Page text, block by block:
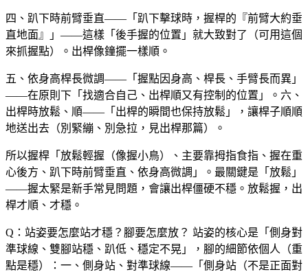
四、趴下時前臂垂直——「趴下擊球時，握桿的『前臂大約垂
直地面』」——這樣「後手握的位置」就大致對了（可用這個
來抓握點）。出桿像鐘擺一樣順。
五、依身高桿長微調——「握點因身高、桿長、手臂長而異」
——在原則下「找適合自己、出桿順又有控制的位置」。六、
出桿時放鬆、順——「出桿的瞬間也保持放鬆」，讓桿子順順
地送出去（別緊繃、別急拉，見出桿那篇）。
所以握桿「放鬆輕握（像握小鳥）、主要靠拇指食指、握在重
心後方、趴下時前臂垂直、依身高微調」。最關鍵是「放鬆」
——握太緊是新手常見問題，會讓出桿僵硬不穩。放鬆握，出
桿才順、才穩。
Q：站姿要怎麼站才穩？腳要怎麼放？ 站姿的核心是「側身對
準球線、雙腳站穩、趴低、穩定不晃」，腳的細節依個人（重
點是穩）：一、側身站、對準球線——「側身站（不是正面對